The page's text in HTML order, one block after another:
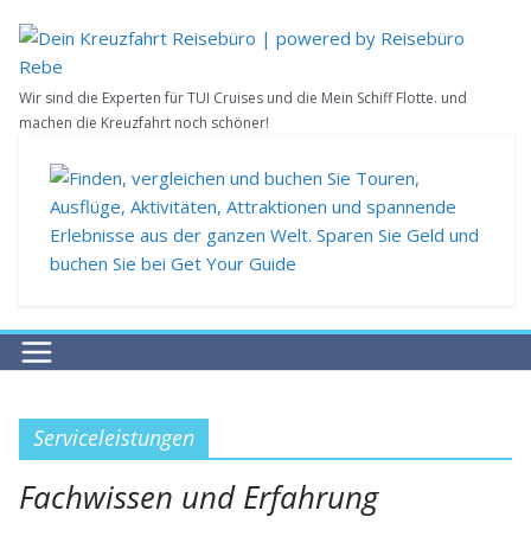
Inhalt
springen
Wir sind die Experten für TUI Cruises und die Mein Schiff Flotte. und
machen die Kreuzfahrt noch schöner!
Serviceleistungen
Fachwissen und Erfahrung